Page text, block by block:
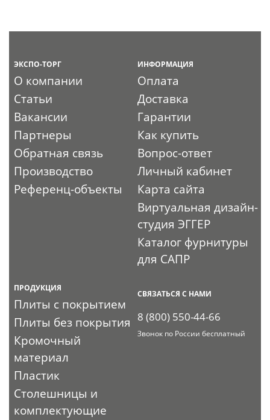
ЭКСПО-ТОРГ
О компании
Статьи
Вакансии
Партнеры
Обратная связь
Производство
Референц-объекты
ИНФОРМАЦИЯ
Оплата
Доставка
Гарантии
Как купить
Вопрос-ответ
Личный кабинет
Карта сайта
Виртуальная дизайн-
студия ЭГГЕР
Каталог фурнитуры
для САПР
ПРОДУКЦИЯ
Плиты с покрытием
Плиты без покрытия
Кромочный
материал
Пластик
Столешницы и
комплектующие
СВЯЗАТЬСЯ С НАМИ
8 (800) 550-44-66
Звонок по России бесплатный